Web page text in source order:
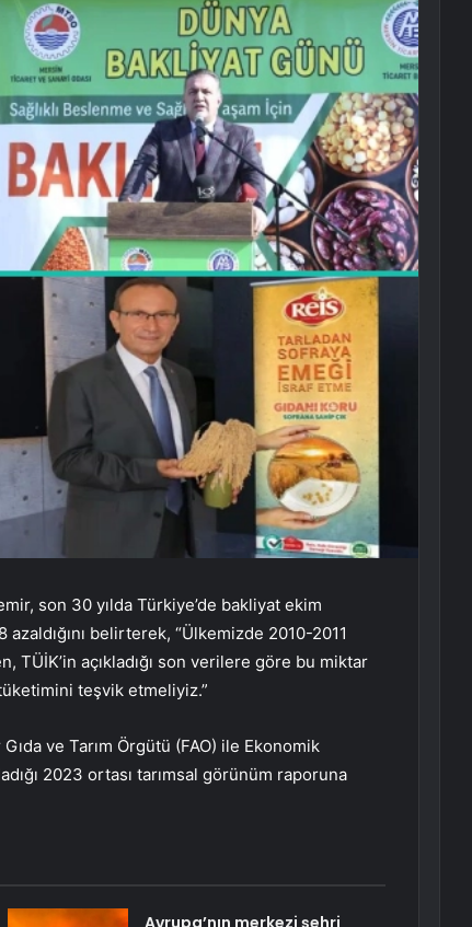
son 30 yılda Türkiye’de bakliyat ekim
belirterek, “Ülkemizde 2010-2011
TÜİK’in açıkladığı son verilere göre bu miktar
teşvik etmeliyiz.”
ve Tarım Örgütü (FAO) ile Ekonomik
2023 ortası tarımsal görünüm raporuna